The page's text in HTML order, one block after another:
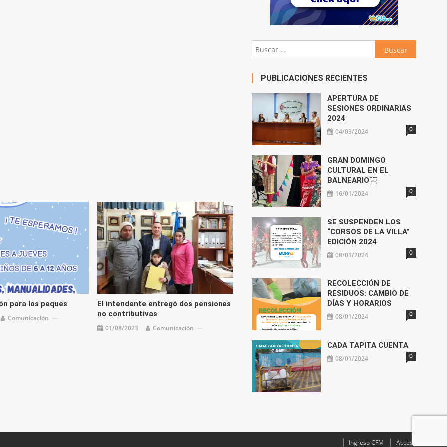
para los peques
Comunicación
El intendente entregó dos pensiones
no contributivas
01/08/2023 Comunicación
Buscar:
PUBLICACIONES RECIENTES
APERTURA DE
SESIONES ORDINARIAS
2024
04/03/2024 0
GRAN DOMINGO
CULTURAL EN EL
BALNEARIO￼
16/01/2024 0
SE SUSPENDEN LOS
“CORSOS DE LA VILLA”
EDICIÓN 2024
08/01/2024 0
RECOLECCIÓN DE
RESIDUOS: CAMBIO DE
DÍAS Y HORARIOS
08/01/2024 0
CADA TAPITA CUENTA
08/01/2024 0
Ingreso CFM Acceso